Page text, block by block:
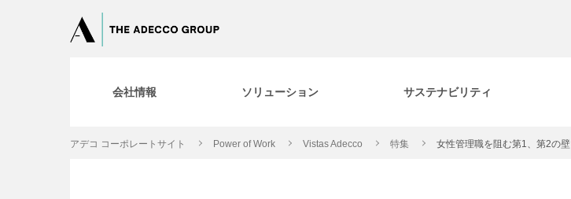
会社情報 ソリューション サステナビリティ
アデコ コーポレートサイト Power of Work Vistas Adecco 特集 女性管理職を阻む第1、第2の壁